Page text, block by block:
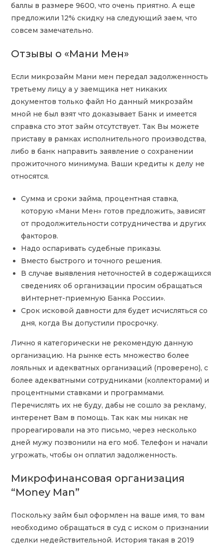
баллы в размере 9600, что очень приятно. А еще
предложили 12% скидку на следующий заем, что
совсем замечательно.
Отзывы о «Мани Мен»
Если микрозайм Мани мен передал задолженность
третьему лицу а у заемщика нет никаких
документов только файл Но данный микрозайм
мной не был взят что доказывает Банк и имеется
справка сто этот займ отсутствует. Так Вы можете
приставу в рамках исполнительного производства,
либо в банк направить заявление о сохранении
прожиточного минимума. Ваши кредиты к делу не
относятся.
Сумма и сроки займа, процентная ставка,
которую «Мани Мен» готов предложить, зависят
от продолжительности сотрудничества и других
факторов.
Надо оспаривать судебные приказы.
Вместо быстрого и точного решения.
В случае выявления неточностей в содержащихся
сведениях об организации просим обращаться
вИнтернет-приемную Банка России».
Срок исковой давности для будет исчисляться со
дня, когда Вы допустили просрочку.
Лично я категорически не рекомендую данную
организацию. На рынке есть множество более
лояльных и адекватных организаций (проверено), с
более адекватными сотрудниками (коллекторами) и
процентными ставками и программами.
Перечислять их не буду, дабы не сошло за рекламу,
интеренет Вам в помощь. Так как мы никак не
прореагировали на это письмо, через несколько
дней мужу позвонили на его моб. Телефон и начали
угрожать, чтобы он оплатил задолженность.
Микрофинансовая организация
“Money Man”
Поскольку займ был оформлен на ваше имя, то вам
необходимо обращаться в суд с иском о признании
сделки недействительной. История такая в 2019